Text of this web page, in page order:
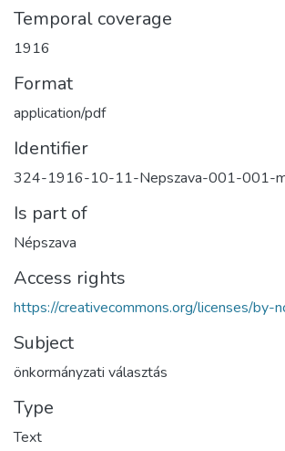
Temporal coverage
1916
Format
application/pdf
Identifier
324-1916-10-11-Nepszava-001-001-
Is part of
Népszava
Access rights
https://creativecommons.org/licenses/by-
Subject
önkormányzati választás
Type
Text